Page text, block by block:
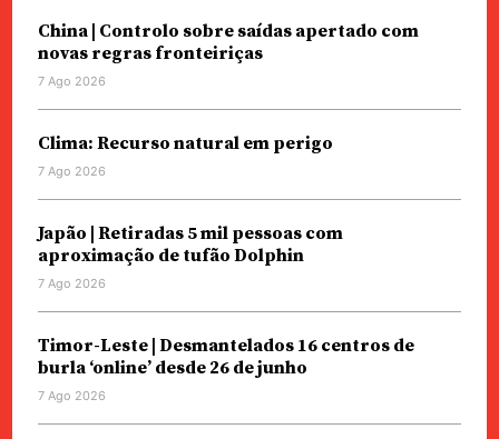
China | Controlo sobre saídas apertado com
novas regras fronteiriças
7 Ago 2026
Clima: Recurso natural em perigo
7 Ago 2026
Japão | Retiradas 5 mil pessoas com
aproximação de tufão Dolphin
7 Ago 2026
Timor-Leste | Desmantelados 16 centros de
burla ‘online’ desde 26 de junho
7 Ago 2026